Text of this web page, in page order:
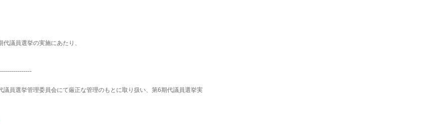
員選挙の実施にあたり、
議員選挙管理委員会にて厳正な管理のもとに取り扱い、第6期代議員選挙実